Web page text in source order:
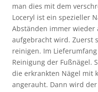
man dies mit dem
Loceryl ist ein spezieller
Abständen immer wieder
aufgebracht wird. Zuerst
reinigen. Im
Reinigung der Fußnägel.
die erkrankten Nägel mit
angerauht. Dann wird